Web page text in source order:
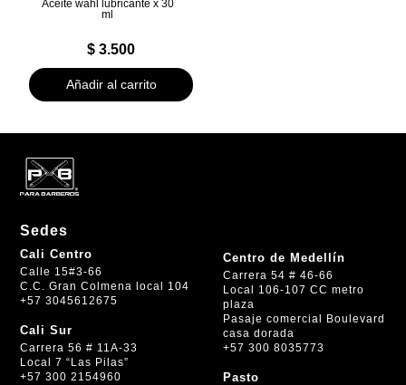
Aceite wahl lubricante x 30
ml
$ 3.500
Añadir al carrito
Sedes
Cali Centro
Calle 15#3-66
C.C. Gran Colmena local 104
+57 3045612675
Cali Sur
Carrera 56 # 11A-33
Local 7 “Las Pilas”
+57 300 2154960
Centro de Medellín
Carrera 54 # 46-66
Local 106-107 CC metro
plaza
Pasaje comercial Boulevard
casa dorada
+57 300 8035773
Pasto